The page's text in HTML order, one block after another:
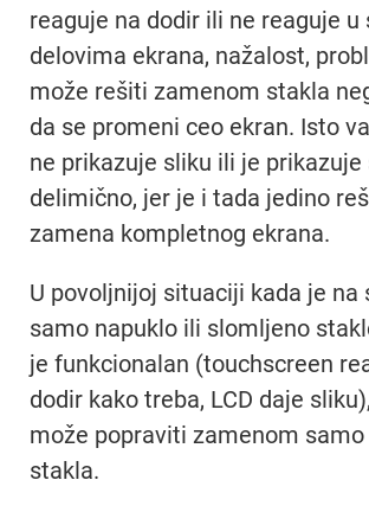
reaguje na dodir ili ne reaguje u
delovima ekrana, nažalost,
može rešiti zamenom stakla
da se promeni ceo ekran. Isto
ne prikazuje sliku ili je prikazuje
delimično, jer je i tada jedino
zamena kompletnog ekrana.
U povoljnijoj situaciji kada je na
samo napuklo ili slomljeno
je funkcionalan (touchscreen
dodir kako treba, LCD daje
može popraviti zamenom samo
stakla.